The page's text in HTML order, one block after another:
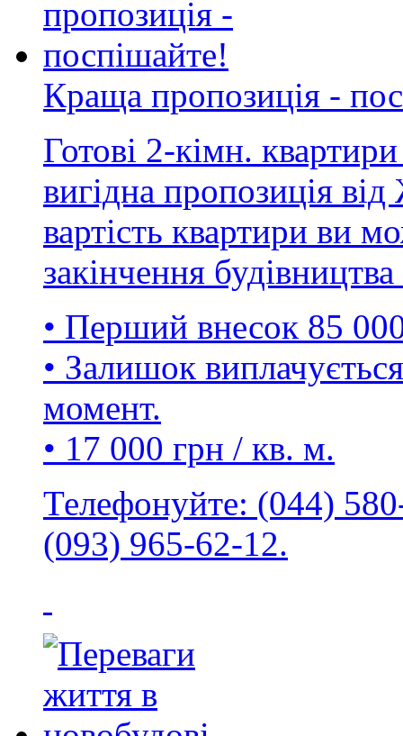
Краща пропозиція -
Готові 2-кімн.
вигідна пропозиція
вартість квартири ви
закінчення
• Перший внесок 85
• Залишок
момент.
• 17 000 грн / кв. м.
Телефонуйте: (044)
(093) 965-62-12.